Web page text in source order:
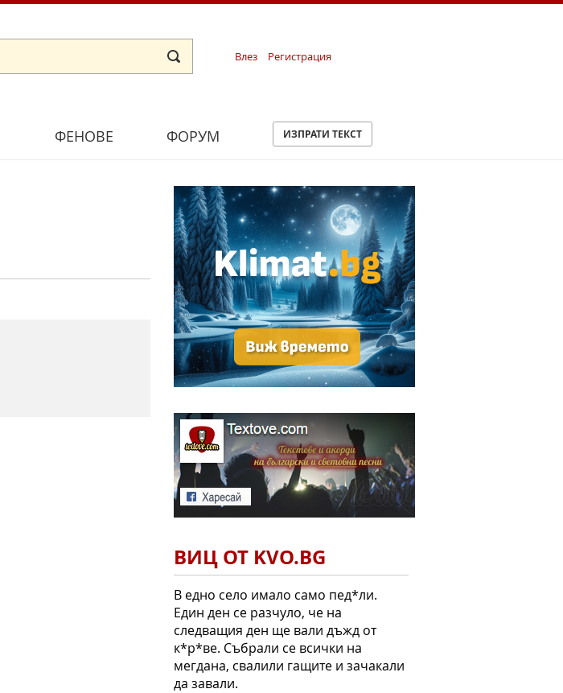
Влез Регистрация
ФЕНОВЕ ФОРУМ ИЗПРАТИ ТЕКСТ
ВИЦ ОТ KVO.BG
В едно село имало само пед*ли.
Един ден се разчуло, че на
следващия ден ще вали дъжд от
к*р*ве. Събрали се всички на
мегдана, свалили гащите и зачакали
да завали.